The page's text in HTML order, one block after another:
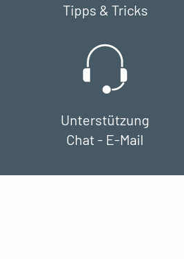
Tipps & Tricks
Unterstützung
Chat - E-Mail